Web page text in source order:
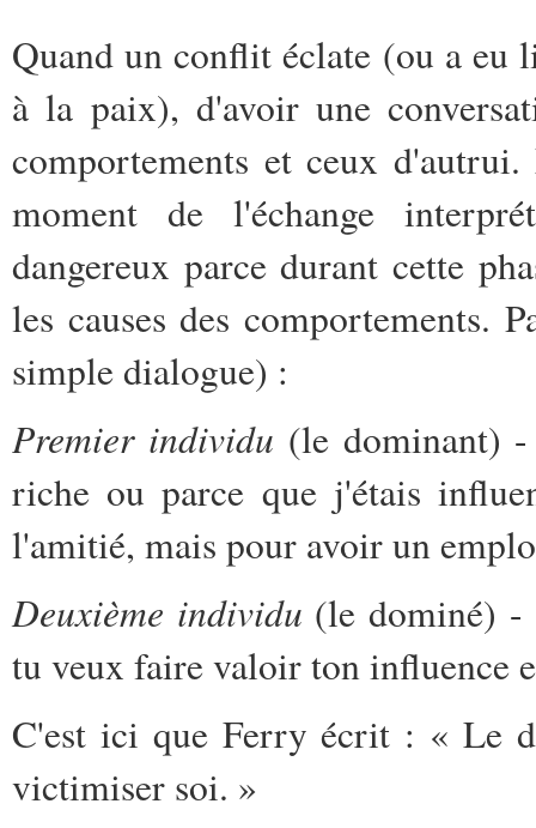
Quand un conflit éclate (ou a eu
à la paix), d'avoir une
comportements et ceux
moment de l'échange
dangereux parce durant cette
les causes des comportements.
simple dialogue) :
Premier individu (le dominant)
riche ou parce que j'étais
l'amitié, mais pour avoir un
Deuxième individu (le dominé) -
tu veux faire valoir ton influence
C'est ici que Ferry écrit : « Le
victimiser soi. »